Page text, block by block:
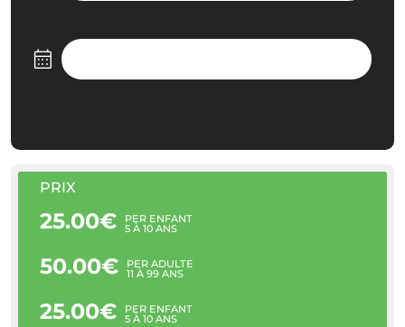
PRIX
25.00€ PER ENFANT
5 À 10 ANS
50.00€ PER ADULTE
11 À 99 ANS
25.00€ PER ENFANT
5 À 10 ANS